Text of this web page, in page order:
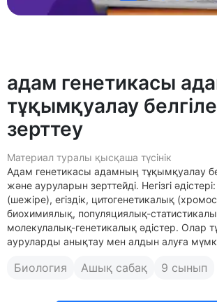
адам генетикасы
тұқымқуалау
зерттеу
Материал туралы қысқаша түсінік
Адам генетикасы адамның тұқымқуалау
және ауруларын зерттейді. Негізгі
(шежіре), егіздік, цитогенетикалық
биохимиялық, популяциялық-
молекулалық-генетикалық әдістер. Олар
ауруларды анықтау мен алдын алуға
Биология Ашық сабақ 9 сынып